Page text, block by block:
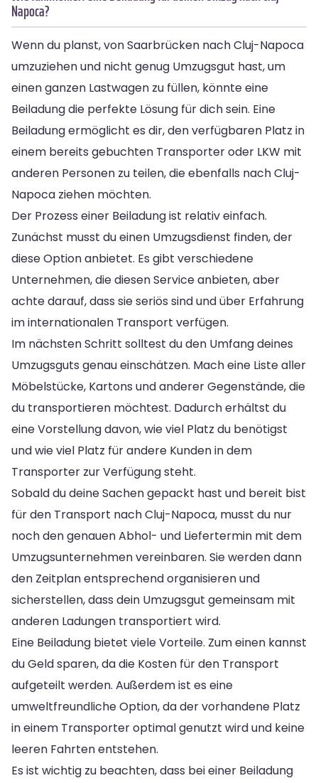
Napoca?
Wenn du planst, von Saarbrücken nach Cluj-Napoca
umzuziehen und nicht genug Umzugsgut hast, um
einen ganzen Lastwagen zu füllen, könnte eine
Beiladung die perfekte Lösung für dich sein. Eine
Beiladung ermöglicht es dir, den verfügbaren Platz in
einem bereits gebuchten Transporter oder LKW mit
anderen Personen zu teilen, die ebenfalls nach Cluj-
Napoca ziehen möchten.
Der Prozess einer Beiladung ist relativ einfach.
Zunächst musst du einen Umzugsdienst finden, der
diese Option anbietet. Es gibt verschiedene
Unternehmen, die diesen Service anbieten, aber
achte darauf, dass sie seriös sind und über Erfahrung
im internationalen Transport verfügen.
Im nächsten Schritt solltest du den Umfang deines
Umzugsguts genau einschätzen. Mach eine Liste aller
Möbelstücke, Kartons und anderer Gegenstände, die
du transportieren möchtest. Dadurch erhältst du
eine Vorstellung davon, wie viel Platz du benötigst
und wie viel Platz für andere Kunden in dem
Transporter zur Verfügung steht.
Sobald du deine Sachen gepackt hast und bereit bist
für den Transport nach Cluj-Napoca, musst du nur
noch den genauen Abhol- und Liefertermin mit dem
Umzugsunternehmen vereinbaren. Sie werden dann
den Zeitplan entsprechend organisieren und
sicherstellen, dass dein Umzugsgut gemeinsam mit
anderen Ladungen transportiert wird.
Eine Beiladung bietet viele Vorteile. Zum einen kannst
du Geld sparen, da die Kosten für den Transport
aufgeteilt werden. Außerdem ist es eine
umweltfreundliche Option, da der vorhandene Platz
in einem Transporter optimal genutzt wird und keine
leeren Fahrten entstehen.
Es ist wichtig zu beachten, dass bei einer Beiladung